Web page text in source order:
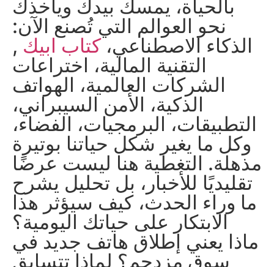
بالحياة، يمسك بيدك ويأخذك
نحو العوالم التي تُصنع الآن:
الذكاء الاصطناعي،كتاب ابيك ,
التقنية المالية، اختراعات
الشركات العالمية، الهواتف
الذكية، الأمن السيبراني،
التطبيقات، البرمجيات، الفضاء،
وكل ما يغير شكل حياتنا بوتيرة
مذهلة. التغطية هنا ليست عرضًا
تقليديًا للأخبار، بل تحليل يشرح
ما وراء الحدث، كيف سيؤثر هذا
الابتكار على حياتك اليومية؟
ماذا يعني إطلاق هاتف جديد في
سوق مزدحم؟ لماذا تتسابق